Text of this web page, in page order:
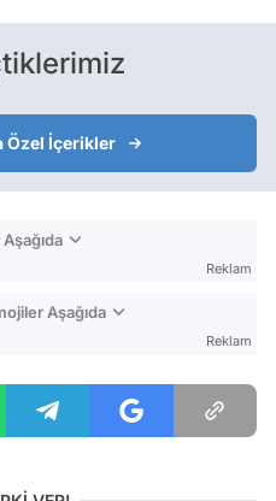
Özel İçerikler
Reklam
Aşağıda
Reklam